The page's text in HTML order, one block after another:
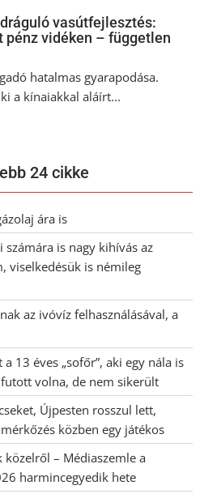
vasútfejlesztés:
vidéken – független
hatalmas gyarapodása.
a kínaiakkal aláírt...
24 cikke
ára is
is nagy kihívás az
viselkedésük is némileg
az ivóvíz felhasználásával, a
13 éves „sofőr”, aki egy nála is
volna, de nem sikerült
Újpesten rosszul lett,
közben egy játékos
– Médiaszemle a
harmincegyedik hete